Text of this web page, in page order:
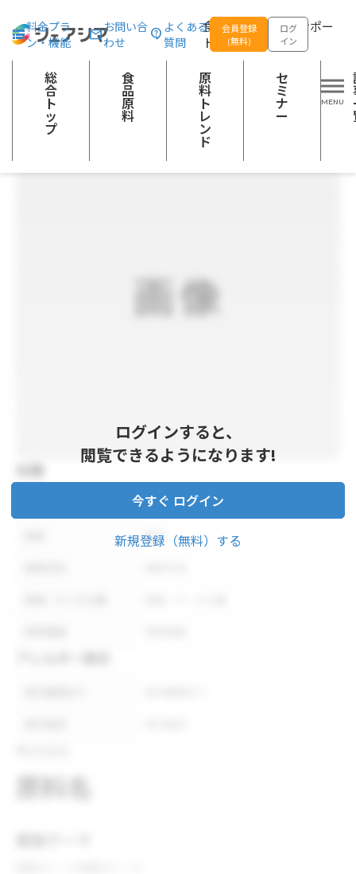
食品の企画開発をサポー
トする
料金プラ
ン・機能
お問い合
わせ
よくある
質問
会員登録
(無料)
ログ
イン
総
合
ト
ッ
プ
食
品
原
料
原
料
ト
レ
ン
ド
セ
ミ
ナ
ー
総合トップ 食品原料 【アンセリン】SA-10(IK)LF
抗酸化素材
ログインすると、
閲覧できるようになります!
今すぐ ログイン
新規登録（無料）する
内容量
形状